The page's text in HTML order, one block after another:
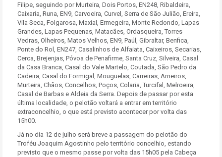
Filipe, seguindo por Murteira, Dois Portos, EN248, Ribaldeira,
Caixaria, Runa, EN9, Carvoeira, Curvel, Serra de São Julião, Ereira,
Vila Seca, Folgarosa, Maxial, Ermegeira, Monte Redondo, Lapas
Grandes, Lapas Pequenas, Matacães, Ordasqueira, Torres
Vedras, Olheiros, Matos Velhos, EN9, Paúl, Gibraltar, Benfica,
Ponte do Rol, EN247, Casalinhos de Alfaiata, Caixeiros, Secarias,
Cerca, Brejenjas, Póvoa de Penafirme, Santa Cruz, Silveira, Casal
da Casa Branca, Casal do Vale Martelo, Coutada, São Pedro da
Cadeira, Casal do Formigal, Mouguelas, Carreiras, Arneiros,
Murteira, Chãos, Concelhos, Poços, Colaria, Turcifal, Melroeira,
Casal de Barbas e Aldeia da Serra. Depois de passar por esta
última localidade, o pelotão voltará a entrar em território
extraconcelhio, o que está previsto acontecer por volta das
15h00.
Já no dia 12 de julho será breve a passagem do pelotão do
Troféu Joaquim Agostinho pelo território concelhio, estando
previsto que o mesmo passe por volta das 15h05 pela Cabeça